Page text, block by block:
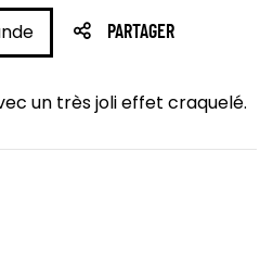
PARTAGER
un très joli effet craquelé.